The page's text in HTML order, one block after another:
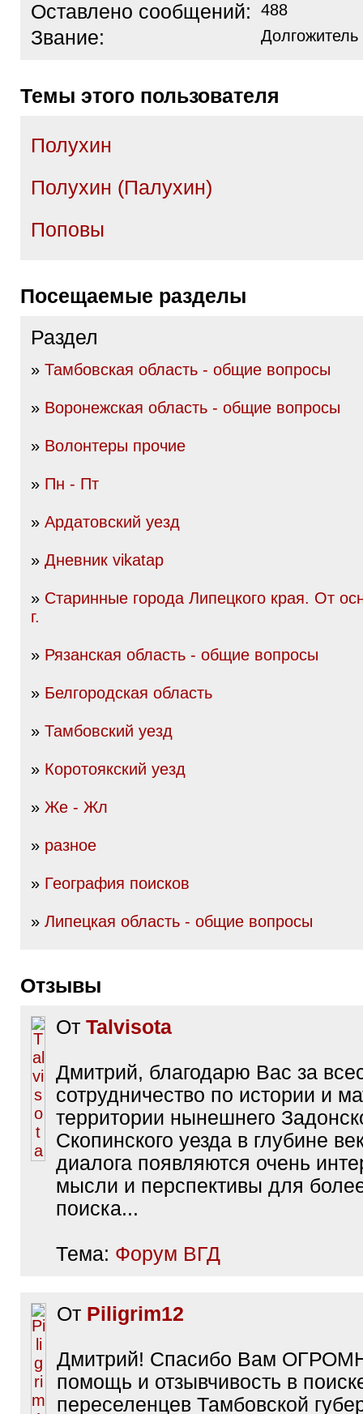
Оставлено сообщений: 488
Звание:
Темы этого пользователя
Полухин
Полухин (Палухин)
Поповы
Посещаемые разделы
Раздел
» Тамбовская область - общие вопросы
» Воронежская область - общие вопросы
» Волонтеры прочие
» Пн - Пт
» Ардатовский уезд
» Дневник vikatap
» Старинные города Липецкого края. От
г.
» Рязанская область - общие вопросы
» Белгородская область
» Тамбовский уезд
» Коротоякский уезд
» Же - Жл
» разное
» География поисков
» Липецкая область - общие вопросы
Отзывы
От Talvisota
Дмитрий, благодарю Вас за
сотрудничество по истории и
территории нынешнего
Скопинского уезда в глубине
диалога появляются очень
мысли и перспективы для
поиска...
Тема: Форум ВГД
От Piligrim12
Дмитрий! Спасибо Вам
помощь и отзывчивость в
переселенцев Тамбовской